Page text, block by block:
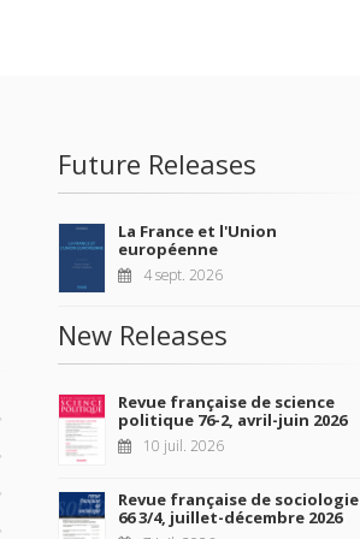
Future Releases
La France et l'Union
européenne
4 sept. 2026
New Releases
Revue française de science
politique 76-2, avril-juin 2026
10 juil. 2026
Revue française de sociologie
66 3/4, juillet-décembre 2026